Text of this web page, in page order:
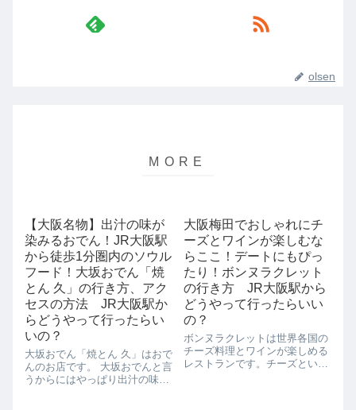
olsen
【大阪名物】出汁の味が
染みるおでん！JR大阪駅
から徒歩1分圏内のソウル
フード！大坂おでん「焼
とん 久」の行き方、アク
セスの方法 JR大阪駅か
らどうやって行ったらい
いの？
大坂おでん「焼とん 久」はおで
んのお店です。 大坂おでんと言
うからにはやっぱり出汁の味が
大阪梅田でおしゃれにチ
ーズとワインが楽しむな
らここ！デートにもぴっ
たり！ボンヌラクレット
の行き方 JR大阪駅から
どうやって行ったらいい
の？
ボンヌラクレットは世界各国の
チーズ料理とワインが楽しめる
レストランです。チーズといえ